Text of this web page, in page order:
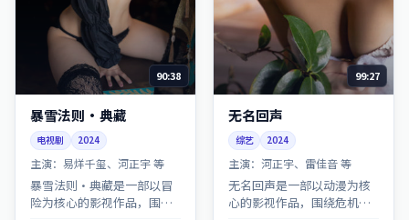
90:38
暴雪法则·典藏
电视剧 2024
主演： 易烊千玺、河正宇 等
暴雪法则·典藏是一部以冒
险为核心的影视作品，围绕
99:27
无名回声
综艺 2024
主演：河正宇、雷佳音 等
无名回声是一部以动漫为核
心的影视作品，围绕危机、